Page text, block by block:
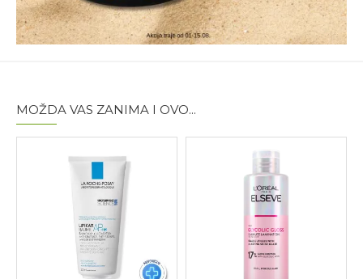
MOŽDA VAS ZANIMA I OVO...